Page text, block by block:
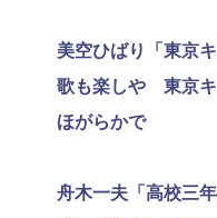
美空ひばり「東京キ
歌も楽しや 東京
ほがらかで
舟木一夫「高校三年